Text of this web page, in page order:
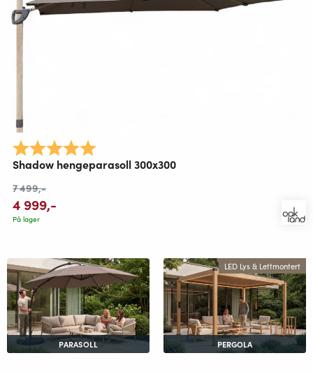
Karakter:
Shadow hengeparasoll 300x300
7 499,-
4 999,-
På lager
PARASOLL
LED Lys & Lettmontert
PERGOLA